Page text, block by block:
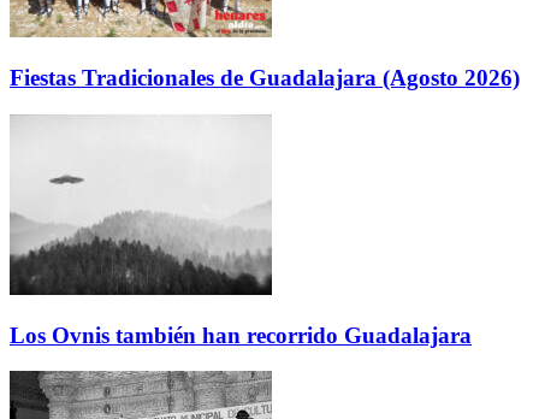
Fiestas Tradicionales de Guadalajara (Agosto 2026)
Los Ovnis también han recorrido Guadalajara